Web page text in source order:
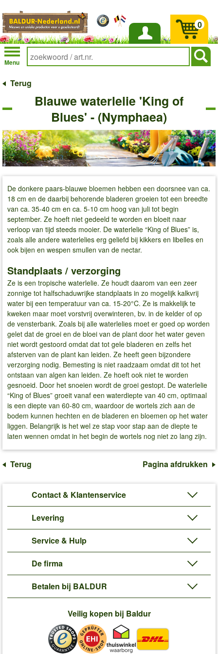
Inloggen
Menu
0
Terug
Blauwe waterlelie 'King of
Blues' - (Nymphaea)
De donkere paars-blauwe bloemen hebben een doorsnee van ca.
18 cm en de daarbij behorende bladeren groeien tot een breedte
van ca. 35-40 cm en ca. 5-10 cm hoog van juli tot begin
september. Ze hoeft niet gedeeld te worden en bloeit naar
verloop van tijd steeds mooier. De waterlelie “King of Blues” is,
zoals alle andere waterlelies erg geliefd bij kikkers en libelles en
ook bijen en wespen smullen van de nectar.
Standplaats / verzorging
Ze is een tropische waterlelie. Ze houdt daarom van een zeer
zonnige tot halfschaduwrijke standplaats in zo mogelijk kalkvrij
water bij een temperatuur van ca. 15-20°C. Ze is makkelijk te
kweken maar moet vorstvrij overwinteren, bv. in de kelder of op
de vensterbank. Zoals bij alle waterlelies moet er goed op worden
gelet dat de groei en de bloei van de plant door het water geven
niet wordt gestoord omdat dat tot gele bladeren en zelfs het
afsterven van de plant kan leiden. Ze heeft geen bijzondere
verzorging nodig. Bemesting is niet raadzaam omdat dit tot het
ontstaan van algen kan leiden. Ze hoeft ook niet te worden
gesnoeid. Door het snoeien wordt de groei gestopt. De waterlelie
“King of Blues” groeit vanaf een waterdiepte van 40 cm, optimaal
is een diepte van 60-80 cm, waardoor de wortels zich aan de
bodem kunnen hechten en de bladeren en bloemen op het water
liggen. Belangrijk is het wel ze stap voor stap aan de diepte te
laten wennen omdat in het begin de wortels nog niet zo lang zijn.
Terug Pagina afdrukken
Contact & Klantenservice
Levering
Service & Hulp
De firma
Betalen bij BALDUR
Veilig kopen bij Baldur